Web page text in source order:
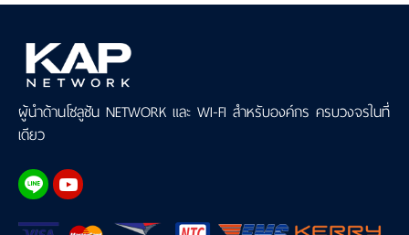
สมัคร
ตัวแทน
บริการ
คอร์ส
อบรม
ผู้นำด้านโซลูชัน NETWORK และ WI-FI สำหรับองค์กร ครบวงจรในที่
เดียว